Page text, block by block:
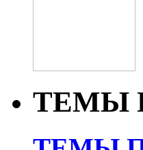
ТЕМЫ